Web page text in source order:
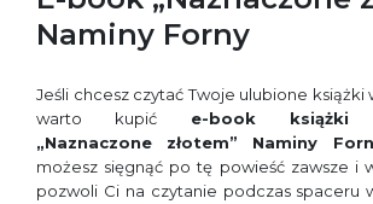
Naminy Forny
Jeśli chcesz czytać Twoje ulubione książki
warto kupić e-book książki
„Naznaczone złotem” Naminy
możesz sięgnąć po tę powieść zawsze i
pozwoli Ci na czytanie podczas spaceru